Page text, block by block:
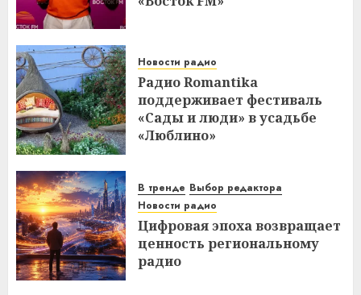
Новости радио
Радио Romantika
поддерживает фестиваль
«Сады и люди» в усадьбе
«Люблино»
В тренде Выбор редактора
Новости радио
Цифровая эпоха возвращает
ценность региональному
радио